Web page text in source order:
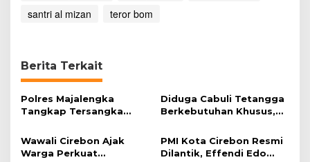
santri al mizan
teror bom
Berita Terkait
Polres Majalengka
Tangkap Tersangka
terhadap Anak
Diduga Cabuli Tetangga
Berkebutuhan Khusus,
Wawali Cirebon Ajak
Warga Perkuat
PMI Kota Cirebon Resmi
Dilantik, Effendi Edo